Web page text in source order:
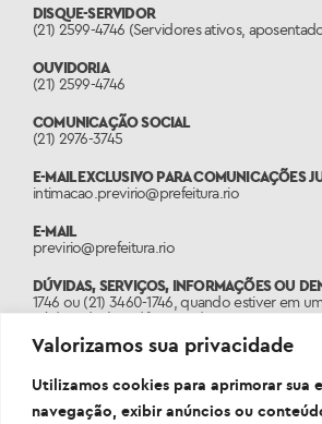
Valorizamos sua privacidade
Utilizamos cookies para aprimorar sua
navegação, exibir anúncios ou
DISQUE-SERVIDOR
(21) 2599-4746 (Servidores ativos,
OUVIDORIA
(21) 2599-4746
COMUNICAÇÃO SOCIAL
(21) 2976-3745
E-MAIL EXCLUSIVO PARA COMUNICAÇÕES
intimacao.previrio@prefeitura.rio
E-MAIL
previrio@prefeitura.rio
DÚVIDAS, SERVIÇOS, INFORMAÇÕES OU
1746 ou (21) 3460-1746, quando estiver em
código de área diferente do 21.
PORTAL